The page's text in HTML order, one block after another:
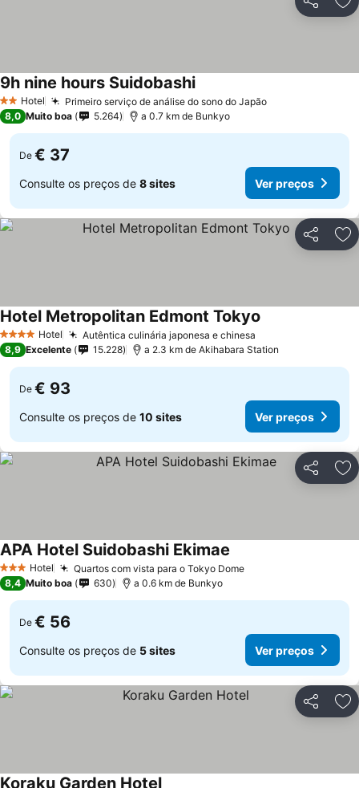
Partilhar
2 Estrelas
Hotel Primeiro serviço de análise do sono do Japão
9h nine hours Suidobashi
8,0 Muito boa 5.264 a 0.7 km de Bunkyo
De € 37
Consulte os preços de 8 sites Ver preços
Partilhar
4 EstrelasHotel Autêntica culinária japonesa e chinesa
Hotel Metropolitan Edmont Tokyo
8,9 Excelente 15.228 a 2.3 km de Akihabara Station
De € 93
Consulte os preços de 10 sites Ver preços
Partilhar
3 EstrelasHotel Quartos com vista para o Tokyo Dome
APA Hotel Suidobashi Ekimae
8,4 Muito boa 630 a 0.6 km de Bunkyo
De € 56
Consulte os preços de 5 sites Ver preços
Partilhar
Koraku Garden Hotel